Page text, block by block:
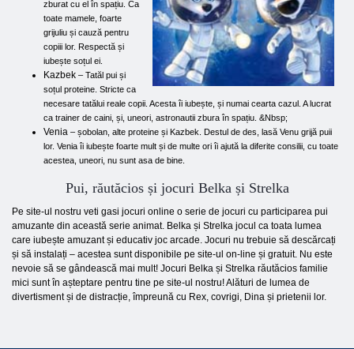
zburat cu el în spațiu. Ca
toate mamele, foarte
grijuliu și cauză pentru
copiii lor. Respectă și
iubește soțul ei.
Kazbek – Tatăl pui și
soțul proteine. Stricte ca
necesare tatălui reale copii. Acesta îi iubește, și numai cearta cazul. A lucrat
ca trainer de caini, și, uneori, astronautii zbura în spațiu. &Nbsp;
Venia – șobolan, alte proteine ​​și Kazbek. Destul de des, lasă Venu grijă puii
lor. Venia îi iubește foarte mult și de multe ori îi ajută la diferite consilii, cu toate
acestea, uneori, nu sunt asa de bine.
Pui, răutăcios și jocuri Belka și Strelka
Pe site-ul nostru veti gasi jocuri online o serie de jocuri cu participarea pui
amuzante din această serie animat. Belka și Strelka jocul ca toata lumea
care iubește amuzant și educativ joc arcade. Jocuri nu trebuie să descărcați
și să instalați – acestea sunt disponibile pe site-ul on-line și gratuit. Nu este
nevoie să se gândească mai mult! Jocuri Belka și Strelka răutăcios familie
mici sunt în așteptare pentru tine pe site-ul nostru! Alături de lumea de
divertisment și de distracție, împreună cu Rex, covrigi, Dina și prietenii lor.